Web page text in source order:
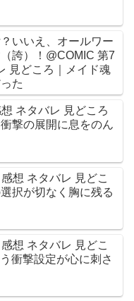
いいえ、オールワー
誇）！@COMIC 第7
見どころ｜メイド魂
た
ネタバレ 見どころ
衝撃の展開に息をのん
想 ネタバレ 見どこ
択が切なく胸に残る
想 ネタバレ 見どこ
衝撃設定が心に刺さ